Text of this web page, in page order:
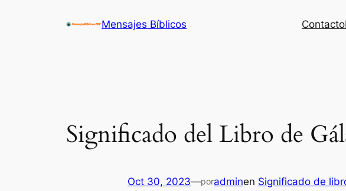
Mensajes Bíblicos Contacto
Significado del Libro de
Oct 30, 2023—poradminen Significado de